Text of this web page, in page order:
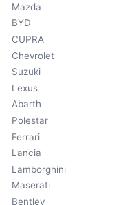
Mazda
BYD
CUPRA
Chevrolet
Suzuki
Lexus
Abarth
Polestar
Ferrari
Lancia
Lamborghini
Maserati
Bentley